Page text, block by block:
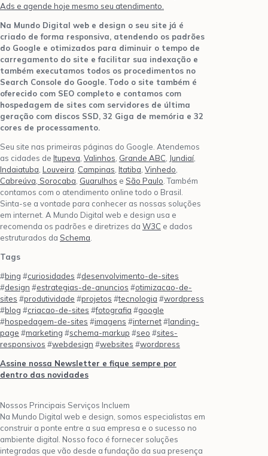
Ads e agende hoje mesmo seu atendimento.
Na Mundo Digital web e design o seu site já é
criado de forma responsiva, atendendo os padrões
do Google e otimizados para diminuir o tempo de
carregamento do site e facilitar sua indexação e
também executamos todos os procedimentos no
Search Console do Google. Todo o site também é
oferecido com SEO completo e contamos com
hospedagem de sites com servidores de última
geração com discos SSD, 32 Giga de memória e 32
cores de processamento.
Seu site nas primeiras páginas do Google. Atendemos
as cidades de Itupeva Valinhos Grande ABC Jundiaí,
Indaiatuba Louveira Campinas Itatiba Vinhedo
Cabreúva, Sorocaba Guarulhos e São Paulo . Também
contamos com o atendimento online todo o Brasil.
Sinta-se a vontade para conhecer as nossas soluções
em internet. A Mundo Digital web e design usa e
recomenda os padrões e diretrizes da W3C e dados
estruturados da Schema
Tags
#bing #curiosidades #desenvolvimento-de-sites
#design #estrategias-de-anuncios #otimizacao-de-
sites #produtividade #projetos #tecnologia #wordpress
#blog #criacao-de-sites #fotografia #google
#hospedagem-de-sites #imagens #internet#landing-
page #marketing #schema-markup #seo #sites-
responsivos #webdesign #websites #wordpress
Assine nossa Newsletter e fique sempre por
dentro das novidades
Nossos Principais Serviços Incluem
Na Mundo Digital web e design, somos especialistas em
construir a ponte entre a sua empresa e o sucesso no
ambiente digital. Nosso foco é fornecer soluções
integradas que vão desde a fundação da sua presença